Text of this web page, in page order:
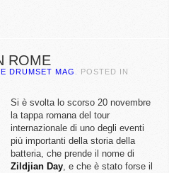
ROME
DRUMSET MAG
. POSTED IN
Si è svolta lo scorso 20 novembre
la tappa romana del tour
internazionale di uno degli eventi
più importanti della storia della
batteria, che prende il nome di
Zildjian Day, e che è stato forse il